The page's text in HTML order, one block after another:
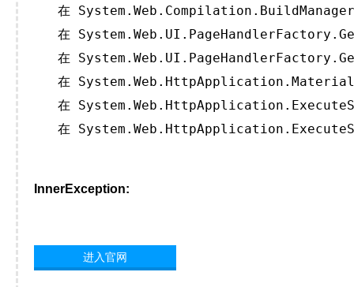
在
在
在
在
在
在
InnerException:
进入官网